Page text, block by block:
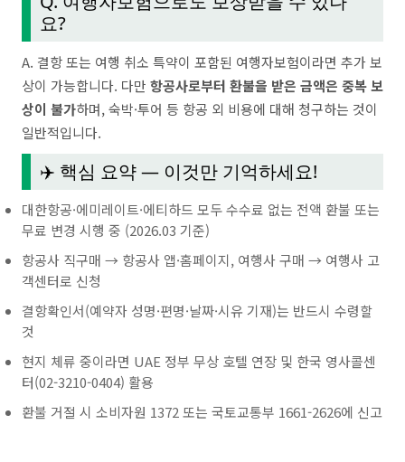
요?
A. 결항 또는 여행 취소 특약이 포함된 여행자보험이라면 추가 보
상이 가능합니다. 다만 항공사로부터 환불을 받은 금액은 중복 보
상이 불가하며, 숙박·투어 등 항공 외 비용에 대해 청구하는 것이
일반적입니다.
✈️ 핵심 요약 — 이것만 기억하세요!
대한항공·에미레이트·에티하드 모두 수수료 없는 전액 환불 또는
무료 변경 시행 중 (2026.03 기준)
항공사 직구매 → 항공사 앱·홈페이지, 여행사 구매 → 여행사 고
객센터로 신청
결항확인서(예약자 성명·편명·날짜·시유 기재)는 반드시 수령할
것
현지 체류 중이라면 UAE 정부 무상 호텔 연장 및 한국 영사콜센
터(02-3210-0404) 활용
환불 거절 시 소비자원 1372 또는 국토교통부 1661-2626에 신고